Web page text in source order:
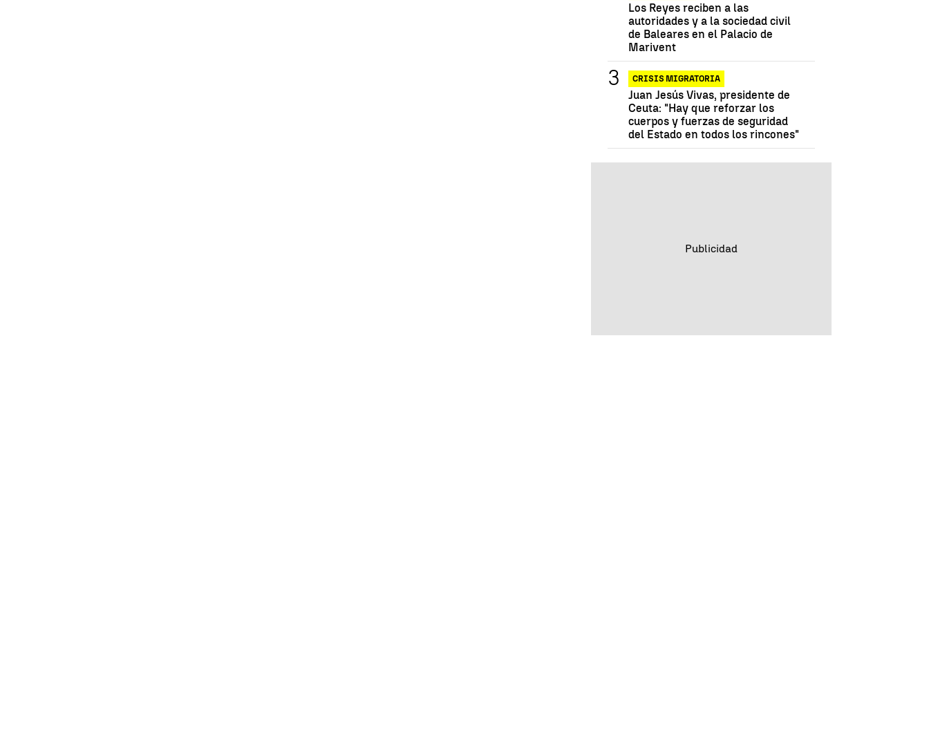
Los Reyes reciben a las
autoridades y a la sociedad civil
de Baleares en el Palacio de
Marivent
CRISIS MIGRATORIA
Juan Jesús Vivas, presidente de
Ceuta: "Hay que reforzar los
cuerpos y fuerzas de seguridad
del Estado en todos los rincones"